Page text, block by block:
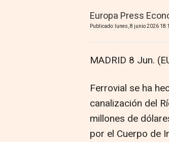
Europa Press
Publicado: lunes, 8 junio 2026
MADRID 8 Jun.
Ferrovial se ha
canalización del
millones de
por el Cuerpo de